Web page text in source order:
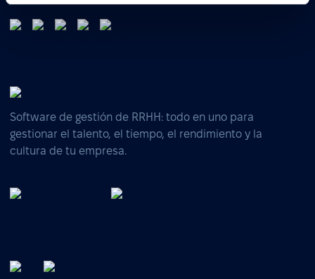
Software de gestión de RRHH: todo en uno para
gestionar el talento, el tiempo, el rendimiento y la
cultura de tu empresa.